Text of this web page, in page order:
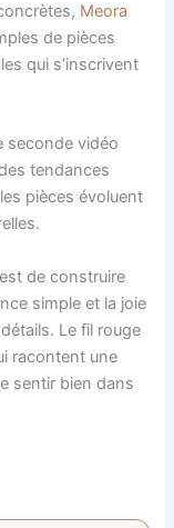
Meora
de pièces
qui s’inscrivent
seconde vidéo
tendances
pièces évoluent
de construire
simple et la joie
Le fil rouge
racontent une
sentir bien dans